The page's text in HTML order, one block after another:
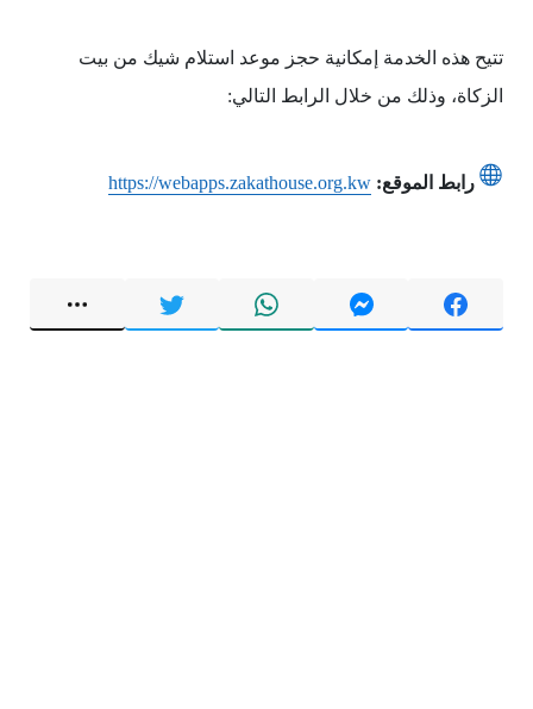
تتيح هذه الخدمة إمكانية حجز موعد استلام شيك من بيت
الزكاة، وذلك من خلال الرابط التالي:
رابط الموقع: https://webapps.zakathouse.org.kw